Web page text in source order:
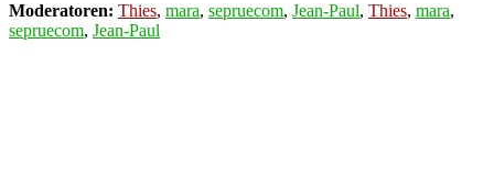
Moderatoren: Thies, mara, sepruecom, Jean-Paul, Thies, mara,
sepruecom, Jean-Paul